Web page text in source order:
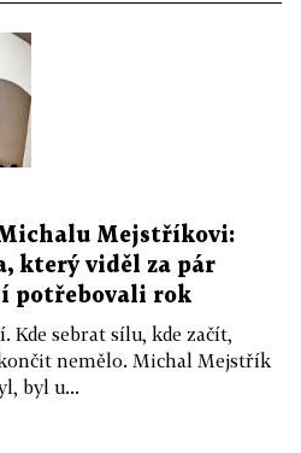
Michalu Mejstříkovi:
který viděl za pár
potřebovali rok
Kde sebrat sílu, kde začít,
nemělo. Michal Mejstřík
byl u...